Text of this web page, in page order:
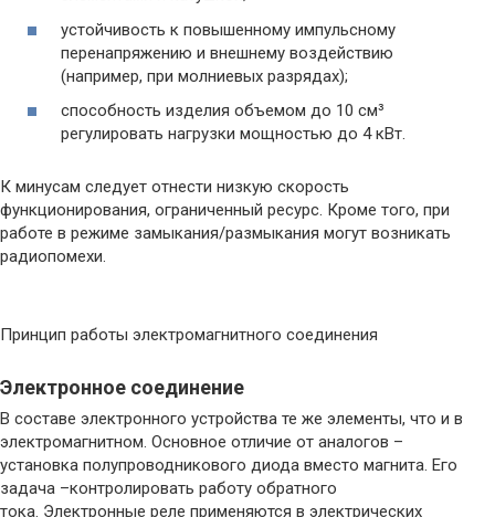
устойчивость к повышенному импульсному
перенапряжению и внешнему воздействию
(например, при молниевых разрядах);
способность изделия объемом до 10 см³
регулировать нагрузки мощностью до 4 кВт.
К минусам следует отнести низкую скорость
функционирования, ограниченный ресурс. Кроме того, при
работе в режиме замыкания/размыкания могут возникать
радиопомехи.
Принцип работы электромагнитного соединения
Электронное соединение
В составе электронного устройства те же элементы, что и в
электромагнитном. Основное отличие от аналогов –
установка полупроводникового диода вместо магнита. Его
задача –контролировать работу обратного
тока. Электронные реле применяются в электрических